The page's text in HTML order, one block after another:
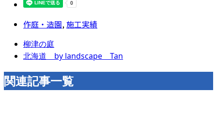
作庭・造園,施工実績
柳津の庭
北海道 by landscape Tan
関連記事一覧